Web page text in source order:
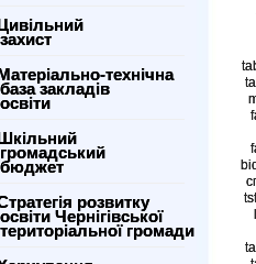
технічна
закладів
розвитку
Чернігівської
громади